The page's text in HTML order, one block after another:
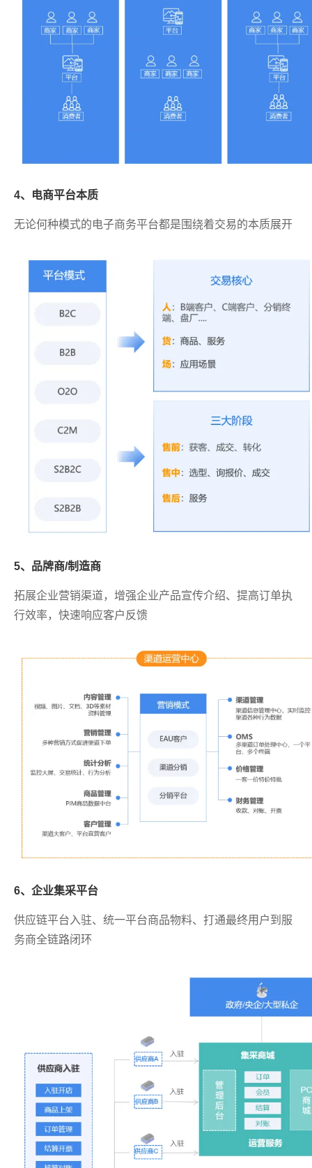
4、电商平台本质
无论何种模式的电子商务平台都是围绕着交易的本质展开
5、品牌商/制造商
拓展企业营销渠道，增强企业产品宣传介绍、提高订单执
行效率，快速响应客户反馈
6、企业集采平台
供应链平台入驻、统一平台商品物料、打通最终用户到服
务商全链路闭环